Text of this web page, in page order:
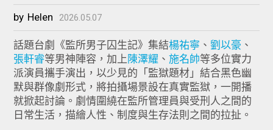
by Helen 2026.05.07
話題台劇《監所男子囚生記》集結楊祐寧 、劉以豪 、
張軒睿等男神陣容，加上 陳澤耀 、施名帥等多位實力
派演員攜手演出，以少見的「監獄題材」結合黑色幽
默與群像劇形式，將拍攝場景設在真實監獄，一開播
就掀起討論。劇情圍繞在監所管理員與受刑人之間的
日常生活，描繪人性、制度與生存法則之間的拉扯。